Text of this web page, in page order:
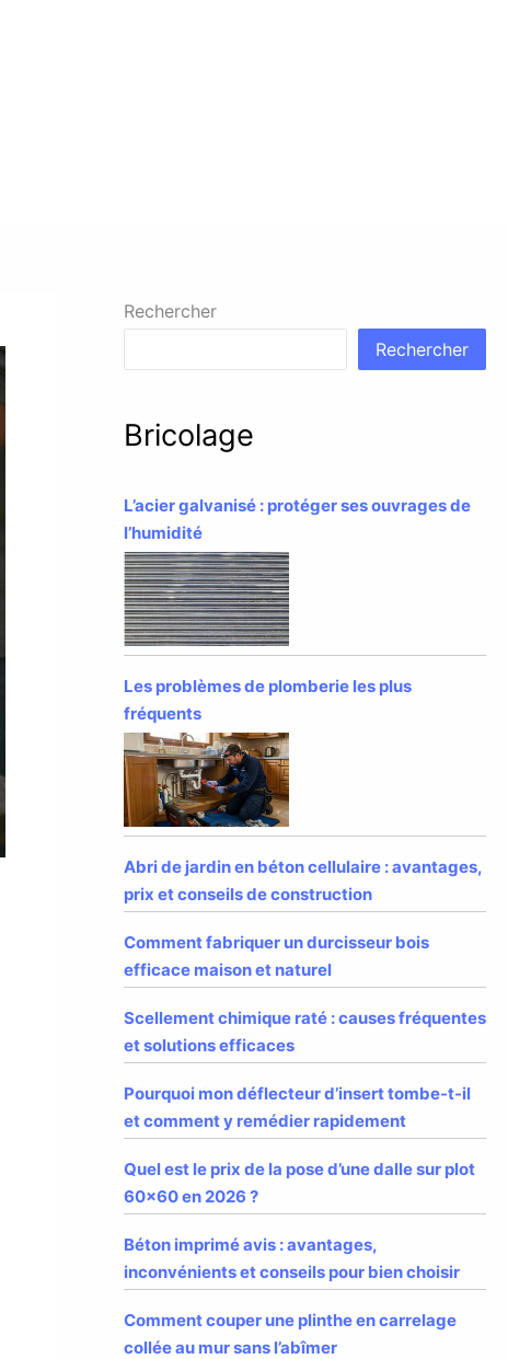
Rechercher
Rechercher
Bricolage
L’acier galvanisé : protéger ses ouvrages de
l’humidité
Les problèmes de plomberie les plus
fréquents
Abri de jardin en béton cellulaire : avantages,
prix et conseils de construction
Comment fabriquer un durcisseur bois
efficace maison et naturel
Scellement chimique raté : causes fréquentes
et solutions efficaces
Pourquoi mon déflecteur d’insert tombe-t-il
et comment y remédier rapidement
Quel est le prix de la pose d’une dalle sur plot
60×60 en 2026 ?
Béton imprimé avis : avantages,
inconvénients et conseils pour bien choisir
Comment couper une plinthe en carrelage
collée au mur sans l’abîmer